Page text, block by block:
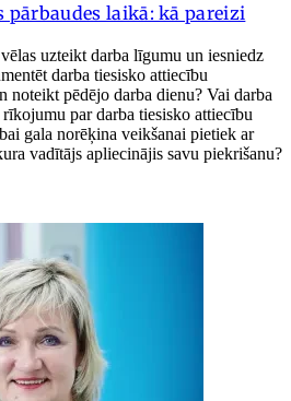
laikā: kā pareizi
uzteikt darba līgumu un iesniedz
darba tiesisko attiecību
noteikt pēdējo darba dienu? Vai darba
par darba tiesisko attiecību
gala norēķina veikšanai pietiek ar
vadītājs apliecinājis savu piekrišanu?